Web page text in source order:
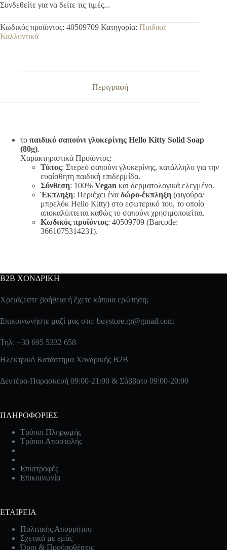
Συνδεθείτε για να δείτε τις τιμές...
Κωδικός προϊόντος: 40509709 Κατηγορία: Παιδικά
Καλλυντικά
Περιγραφή
το παιδικό σαπούνι γλυκερίνης Hello Kitty Solid Soap
(80g).
Χαρακτηριστικά Προϊόντος:
Τύπος: Στερεό σαπούνι γλυκερίνης, κατάλληλο για την
ευαίσθητη παιδική επιδερμίδα.
Σύνθεση: 100% Vegan και δερματολογικά ελεγμένο.
Έκπληξη: Περιέχει ένα δώρο-έκπληξη (φιγούρα/
μπρελόκ Hello Kitty) στο εσωτερικό του, το οποίο
αποκαλύπτεται καθώς το σαπούνι χρησιμοποιείται.
Κωδικός προϊόντος: 40509709 (Barcode:
3661075314231).
B2B ΧΟΝΔΡΙΚΗ
Χρειάζεστε βοήθεια ή έχετε κάποια ερώτηση;
Επικοινωνήστε μαζί μας στο: buystore.gr@gmail.com
Τηλ: +30 695 5332 658
Ηλεκτρικό Κατάστημα Χονδρικής B2B
Δευτέρα-Παρασκευή 09:00-21:00 & Σάββατο 09:00-20:00
ΠΛΗΡΟΦΟΡΙΕΣ
Τρόποι Πληρωμής
Τρόποι Αποστολής
Επιστροφές
Επικοινωνία
ΕΤΑΙΡΕΙΑ
Πολιτικής Απορρήτου
Σχετικά με εμάς
Όροι & Προϋποθέσεις